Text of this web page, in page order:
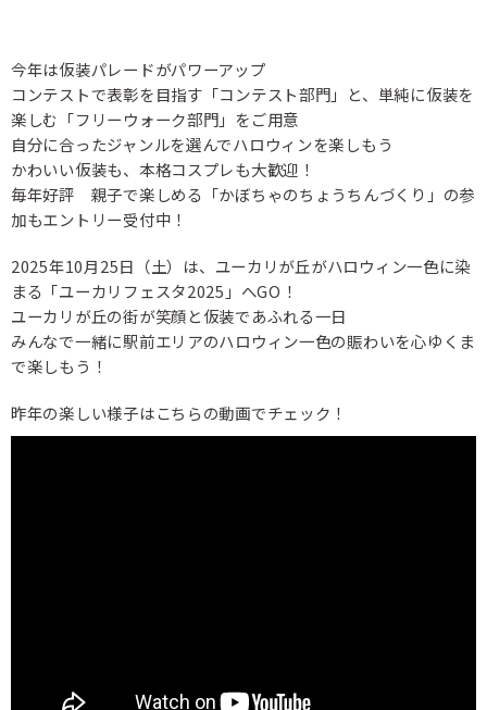
今年は仮装パレードがパワーアップ
コンテストで表彰を目指す「コンテスト部門」と、単純に仮装を
楽しむ「フリーウォーク部門」をご用意
自分に合ったジャンルを選んでハロウィンを楽しもう
かわいい仮装も、本格コスプレも大歓迎！
毎年好評 親子で楽しめる「かぼちゃのちょうちんづくり」の参
加もエントリー受付中！
2025年10月25日（土）は、ユーカリが丘がハロウィン一色に染
まる「ユーカリフェスタ2025」へGO！
ユーカリが丘の街が笑顔と仮装であふれる一日
みんなで一緒に駅前エリアのハロウィン一色の賑わいを心ゆくま
で楽しもう！
昨年の楽しい様子はこちらの動画でチェック！